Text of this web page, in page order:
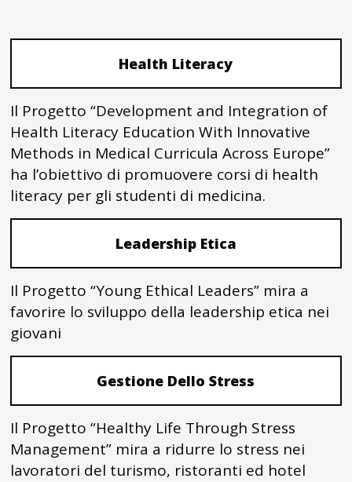
Health Literacy
Il Progetto “Development and Integration of
Health Literacy Education With Innovative
Methods in Medical Curricula Across Europe”
ha l’obiettivo di promuovere corsi di health
literacy per gli studenti di medicina.
Leadership Etica
Il Progetto “Young Ethical Leaders” mira a
favorire lo sviluppo della leadership etica nei
giovani
Gestione Dello Stress
Il Progetto “Healthy Life Through Stress
Management” mira a ridurre lo stress nei
lavoratori del turismo, ristoranti ed hotel